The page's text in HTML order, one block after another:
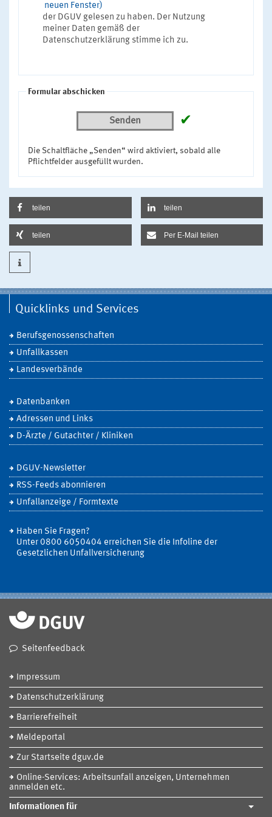
neuen Fenster)
der DGUV gelesen zu haben. Der Nutzung
meiner Daten gemäß der
Datenschutzerklärung stimme ich zu.
Formular abschicken
Senden ✔
Die Schaltfläche „Senden“ wird aktiviert, sobald alle
Pflichtfelder ausgefüllt wurden.
teilen teilen
teilen Per E-Mail teilen
Quicklinks und Services
Berufsgenossenschaften
Unfallkassen
Landesverbände
Datenbanken
Adressen und Links
D-Ärzte / Gutachter / Kliniken
DGUV-Newsletter
RSS-Feeds abonnieren
Unfallanzeige / Formtexte
Haben Sie Fragen?
Unter 0800 6050404 erreichen Sie die Infoline der
Gesetzlichen Unfallversicherung
Seitenfeedback
Impressum
Datenschutzerklärung
Barrierefreiheit
Meldeportal
Zur Startseite dguv.de
Online-Services: Arbeitsunfall anzeigen, Unternehmen
anmelden etc.
Informationen für